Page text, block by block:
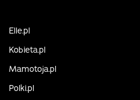
Elle.pl
Kobieta.pl
Mamotoja.pl
Polki.pl